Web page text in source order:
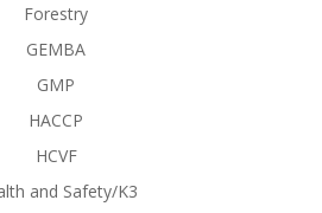
Forestry
GEMBA
GMP
HACCP
HCVF
and Safety/K3